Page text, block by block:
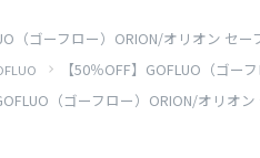
（ゴーフロー）ORION/オリオン セ
【50％OFF】GOFLUO（ゴ
（ゴーフロー）ORION/オリオ